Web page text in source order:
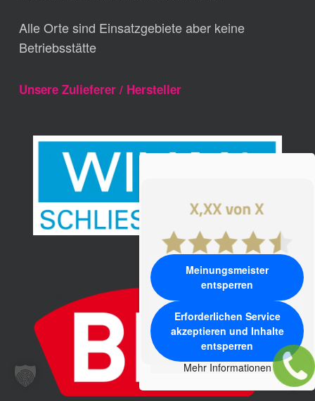
Alle Orte sind Einsatzgebiete aber keine
Betriebsstätte
Unsere Zulieferer / Hersteller
Meinungsmeister
entsperren
Erforderlichen Service
akzeptieren und Inhalte
entsperren
Mehr Informationen